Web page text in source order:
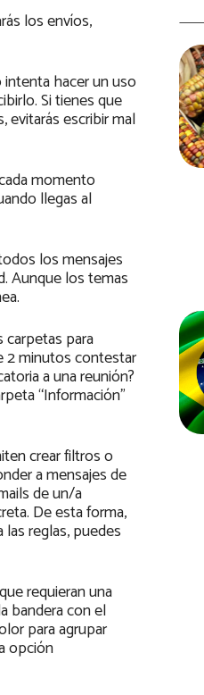
los envíos,
hacer un uso
Si tienes que
evitarás escribir mal
momento
llegas al
los mensajes
Aunque los temas
carpetas para
2 minutos contestar
a una reunión?
“Información”
crear filtros o
a mensajes de
de un/a
De esta forma,
reglas, puedes
requieran una
bandera con el
para agrupar
opción